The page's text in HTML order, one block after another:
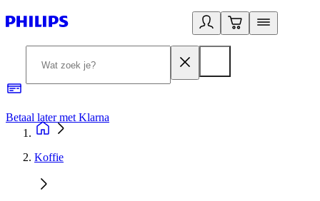
Betaal later met Klarna
Koffie